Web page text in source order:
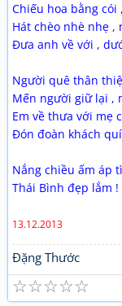
Chiếu hoa bằng cói
Hát chèo nhè nhẹ ,
Đưa anh về với ,
Người quê thân
Mến người giữ lại ,
Em về thưa với mẹ
Đón đoàn khách
Nắng chiều ấm áp
Thái Bình đẹp lắm
13.12.2013
Đặng Thước
☆
☆
☆
☆
☆